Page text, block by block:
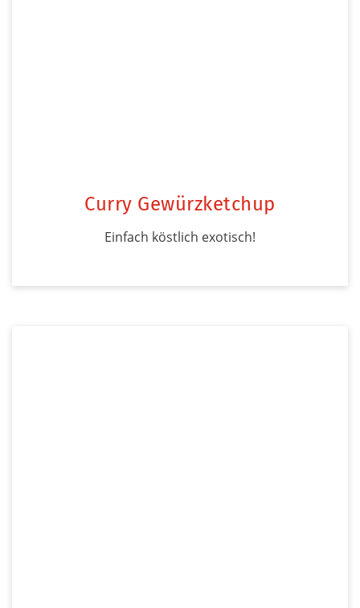
Curry Gewürzketchup
Einfach köstlich exotisch!